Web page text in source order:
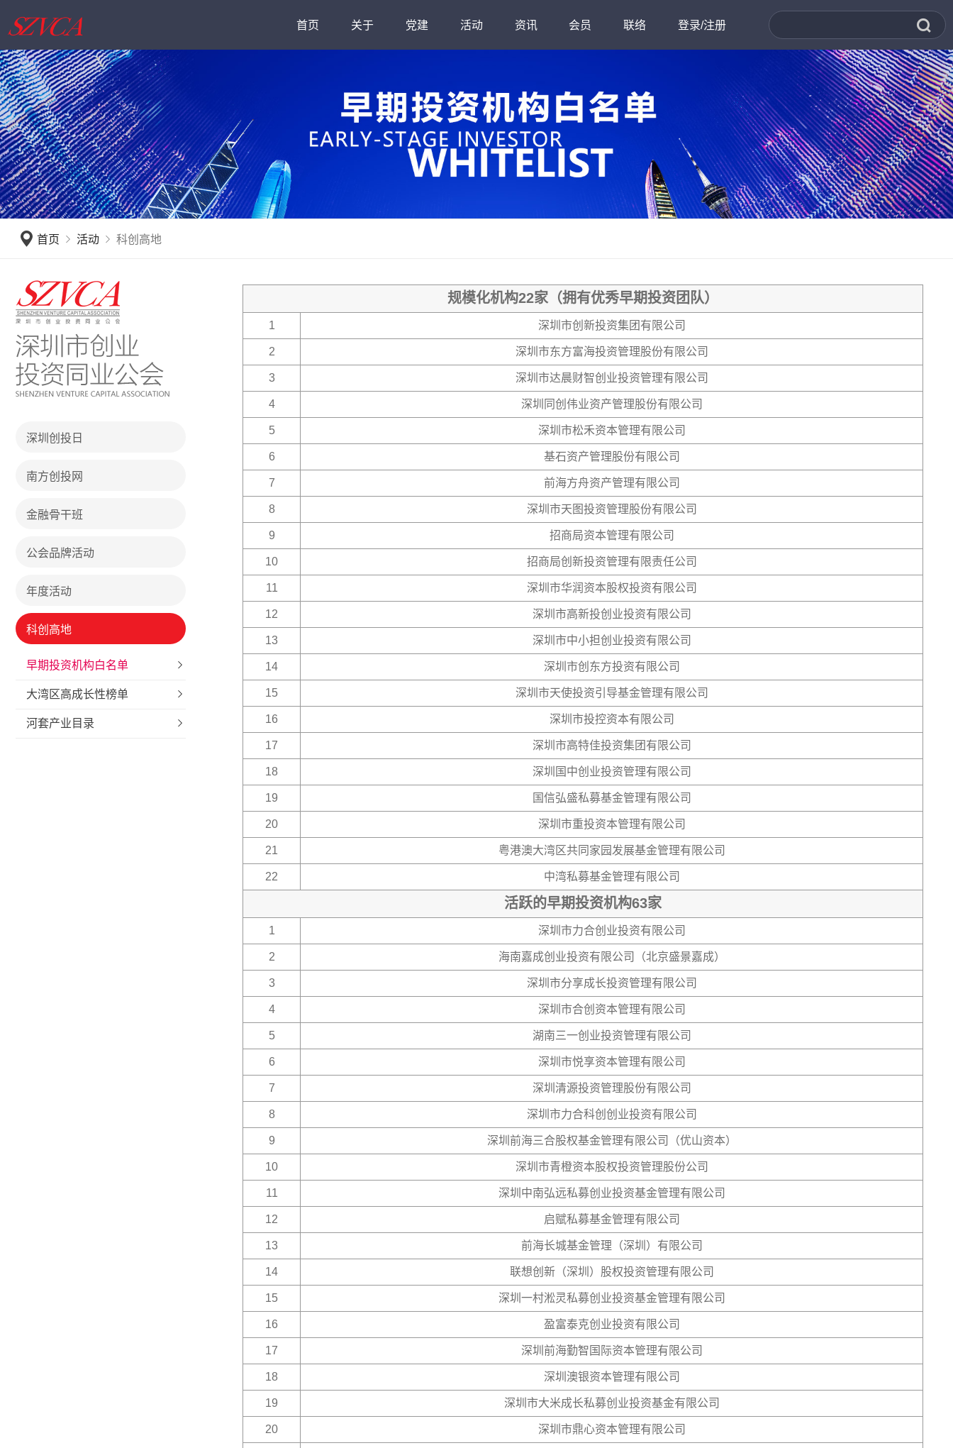
首页 关于 党建 活动 资讯 会员 联络 登录/注册
首页 活动 科创高地
深圳创投日
南方创投网
金融骨干班
公会品牌活动
年度活动
科创高地
早期投资机构白名单
大湾区高成长性榜单
河套产业目录
规模化机构22家（拥有优秀早期投资团队）
1 深圳市创新投资集团有限公司
2 深圳市东方富海投资管理股份有限公司
3 深圳市达晨财智创业投资管理有限公司
4 深圳同创伟业资产管理股份有限公司
5 深圳市松禾资本管理有限公司
6 基石资产管理股份有限公司
7 前海方舟资产管理有限公司
8 深圳市天图投资管理股份有限公司
9 招商局资本管理有限公司
10 招商局创新投资管理有限责任公司
11 深圳市华润资本股权投资有限公司
12 深圳市高新投创业投资有限公司
13 深圳市中小担创业投资有限公司
14 深圳市创东方投资有限公司
15 深圳市天使投资引导基金管理有限公司
16 深圳市投控资本有限公司
17 深圳市高特佳投资集团有限公司
18 深圳国中创业投资管理有限公司
19 国信弘盛私募基金管理有限公司
20 深圳市重投资本管理有限公司
21 粤港澳大湾区共同家园发展基金管理有限公司
22 中湾私募基金管理有限公司
活跃的早期投资机构63家
1 深圳市力合创业投资有限公司
2 海南嘉成创业投资有限公司（北京盛景嘉成）
3 深圳市分享成长投资管理有限公司
4 深圳市合创资本管理有限公司
5 湖南三一创业投资管理有限公司
6 深圳市悦享资本管理有限公司
7 深圳清源投资管理股份有限公司
8 深圳市力合科创创业投资有限公司
9 深圳前海三合股权基金管理有限公司（优山资本）
10 深圳市青橙资本股权投资管理股份公司
11 深圳中南弘远私募创业投资基金管理有限公司
12 启赋私募基金管理有限公司
13 前海长城基金管理（深圳）有限公司
14 联想创新（深圳）股权投资管理有限公司
15 深圳一村淞灵私募创业投资基金管理有限公司
16 盈富泰克创业投资有限公司
17 深圳前海勤智国际资本管理有限公司
18 深圳澳银资本管理有限公司
19 深圳市大米成长私募创业投资基金有限公司
20 深圳市鼎心资本管理有限公司